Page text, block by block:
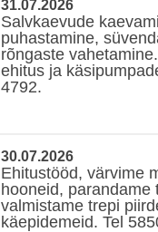
31.07.2026
Salvkaevude
puhastamine,
rõngaste
ehitus ja
4792.
30.07.2026
Ehitustööd, värvime
hooneid, parandame
valmistame trepi
käepidemeid. Tel